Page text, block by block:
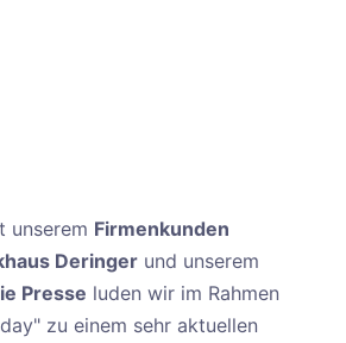
unserem Firmenkunden
Deringer und unserem
Presse luden wir im Rahmen
zu einem sehr aktuellen